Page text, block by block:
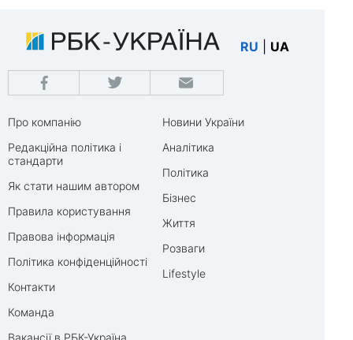
RU UA
Про компанію
Редакційна політика і
стандарти
Як стати нашим автором
Правила користування
Правова інформація
Політика конфіденційності
Контакти
Команда
Вакансії в РБК-Україна
Новини України
Аналітика
Політика
Бізнес
Життя
Розваги
Lifestyle